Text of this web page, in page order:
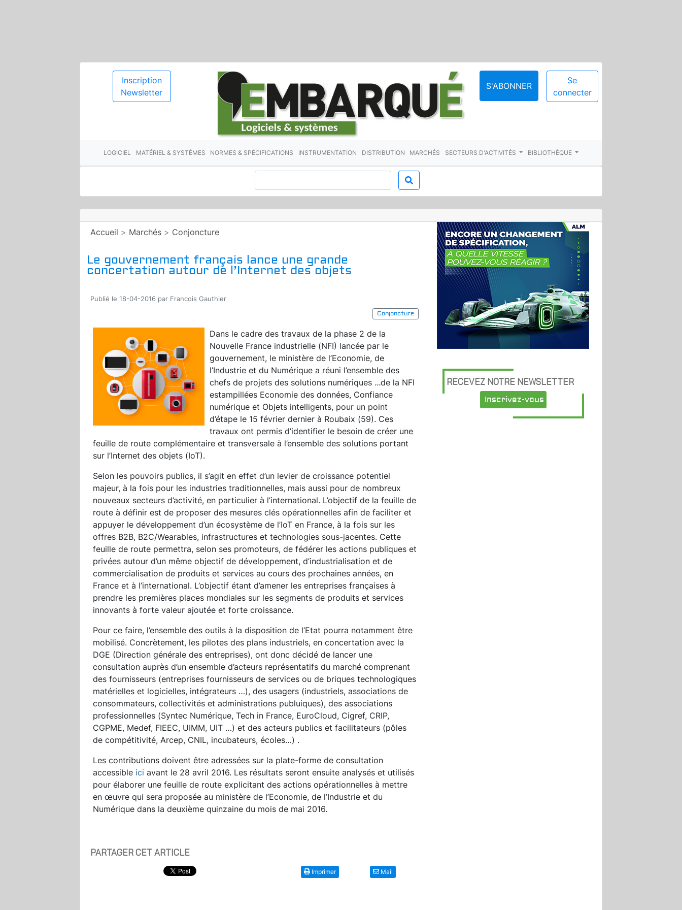
Inscription
Newsletter
S'ABONNER
Se
connecter
LOGICIEL MATÉRIEL & SYSTÈMES NORMES & SPÉCIFICATIONS INSTRUMENTATION DISTRIBUTION MARCHÉS SECTEURS D'ACTIVITÉS BIBLIOTHÈQUE
Accueil > Marchés > Conjoncture
Le gouvernement français lance une grande
concertation autour de l’Internet des objets
Publié le 18-04-2016 par Francois Gauthier
Conjoncture
Dans le cadre des travaux de la phase 2 de la
Nouvelle France industrielle (NFI) lancée par le
gouvernement, le ministère de l’Economie, de
l’Industrie et du Numérique a réuni l’ensemble des
chefs de projets des solutions numériques ...de la NFI
estampillées Economie des données, Confiance
numérique et Objets intelligents, pour un point
d’étape le 15 février dernier à Roubaix (59). Ces
travaux ont permis d’identifier le besoin de créer une
feuille de route complémentaire et transversale à l’ensemble des solutions portant
sur l’Internet des objets (IoT).
Selon les pouvoirs publics, il s’agit en effet d’un levier de croissance potentiel
majeur, à la fois pour les industries traditionnelles, mais aussi pour de nombreux
nouveaux secteurs d’activité, en particulier à l’international. L’objectif de la feuille de
route à définir est de proposer des mesures clés opérationnelles afin de faciliter et
appuyer le développement d’un écosystème de l’IoT en France, à la fois sur les
offres B2B, B2C/Wearables, infrastructures et technologies sous-jacentes. Cette
feuille de route permettra, selon ses promoteurs, de fédérer les actions publiques et
privées autour d’un même objectif de développement, d’industrialisation et de
commercialisation de produits et services au cours des prochaines années, en
France et à l’international. L’objectif étant d’amener les entreprises françaises à
prendre les premières places mondiales sur les segments de produits et services
innovants à forte valeur ajoutée et forte croissance.
Pour ce faire, l’ensemble des outils à la disposition de l’Etat pourra notamment être
mobilisé. Concrètement, les pilotes des plans industriels, en concertation avec la
DGE (Direction générale des entreprises), ont donc décidé de lancer une
consultation auprès d’un ensemble d’acteurs représentatifs du marché comprenant
des fournisseurs (entreprises fournisseurs de services ou de briques technologiques
matérielles et logicielles, intégrateurs …), des usagers (industriels, associations de
consommateurs, collectivités et administrations publuiques), des associations
professionnelles (Syntec Numérique, Tech in France, EuroCloud, Cigref, CRIP,
CGPME, Medef, FIEEC, UIMM, UIT …) et des acteurs publics et facilitateurs (pôles
de compétitivité, Arcep, CNIL, incubateurs, écoles…) .
Les contributions doivent être adressées sur la plate-forme de consultation
accessible ici avant le 28 avril 2016. Les résultats seront ensuite analysés et utilisés
pour élaborer une feuille de route explicitant des actions opérationnelles à mettre
en œuvre qui sera proposée au ministère de l’Economie, de l’Industrie et du
Numérique dans la deuxième quinzaine du mois de mai 2016.
PARTAGER CET ARTICLE
Imprimer Mail
RECEVEZ NOTRE NEWSLETTER
Inscrivez-vous